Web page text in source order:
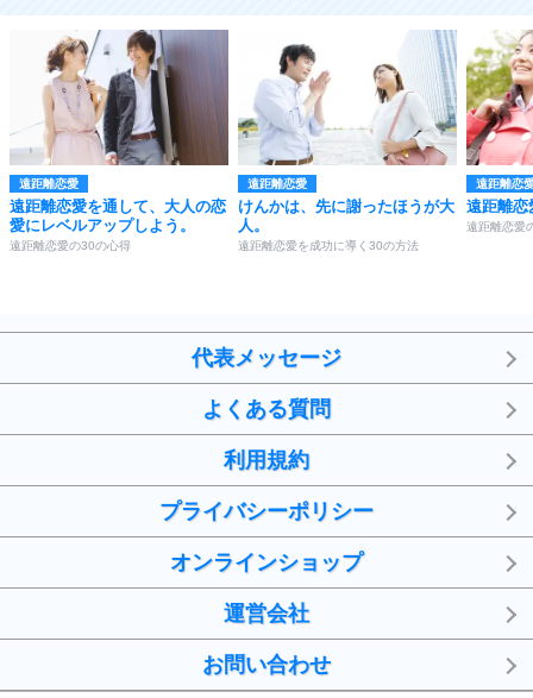
遠距離恋愛
遠距離恋愛を通して、大人の恋
愛にレベルアップしよう。
遠距離恋愛の30の心得
遠距離恋愛
けんかは、先に謝ったほうが大
人。
遠距離恋愛を成功に導く30の方法
遠距離恋
遠距離恋
遠距離恋愛
代表メッセージ
よくある質問
利用規約
プライバシーポリシー
オンラインショップ
運営会社
お問い合わせ